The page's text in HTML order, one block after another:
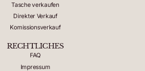
Tasche verkaufen
Direkter Verkauf
Komissionsverkauf
RECHTLICHES
FAQ
Impressum